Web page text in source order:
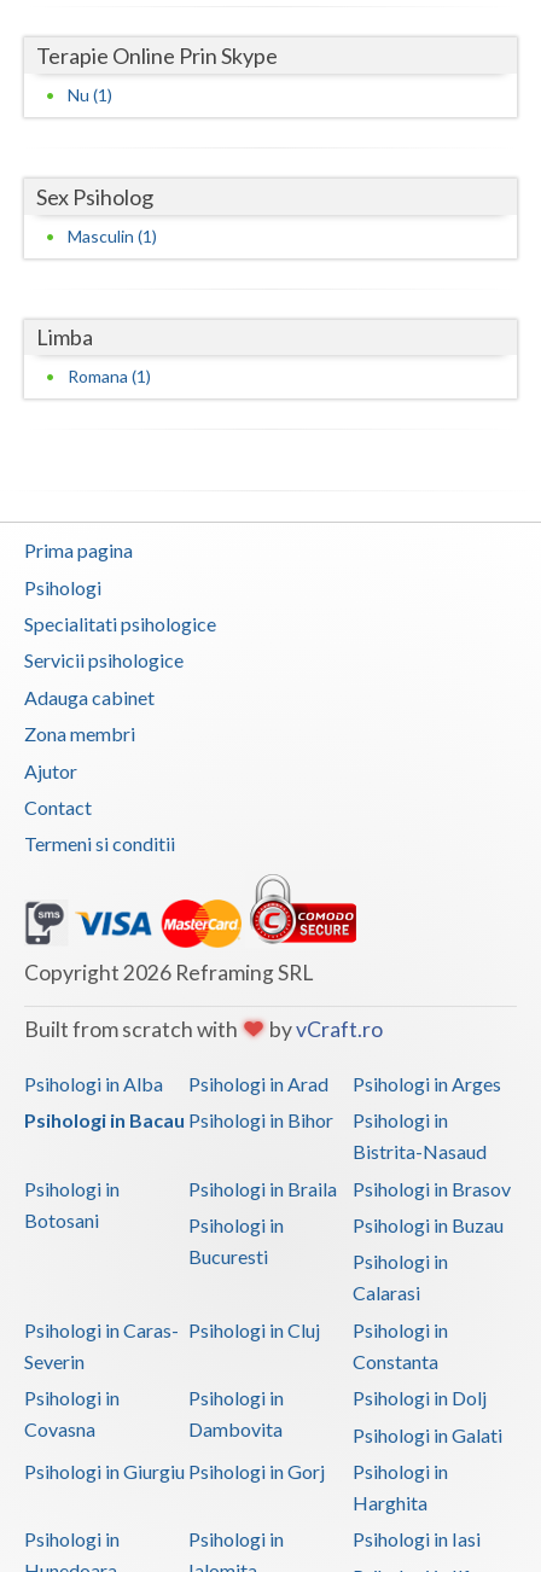
Vrancea
Terapie Online Prin Skype
Nu (1)
Sex Psiholog
Masculin (1)
Limba
Romana (1)
Prima pagina
Psihologi
Specialitati psihologice
Servicii psihologice
Adauga cabinet
Zona membri
Ajutor
Contact
Termeni si conditii
Copyright 2026 Reframing SRL
Built from scratch with byvCraft.ro
Psihologi in Alba Psihologi in Arad
Psihologi in Arges
Psihologi in Bacau Psihologi in Bihor
Psihologi in
Bistrita-Nasaud
Psihologi in
Botosani
Psihologi in Braila
Psihologi in Brasov
Psihologi in
Bucuresti
Psihologi in Buzau
Psihologi in
Calarasi
Psihologi in Caras-
Severin
Psihologi in Cluj
Psihologi in
Constanta
Psihologi in
Covasna
Psihologi in
Dambovita
Psihologi in Dolj
Psihologi in Galati
Psihologi in Giurgiu Psihologi in Gorj
Psihologi in
Harghita
Psihologi in
Psihologi in
Psihologi in Iasi